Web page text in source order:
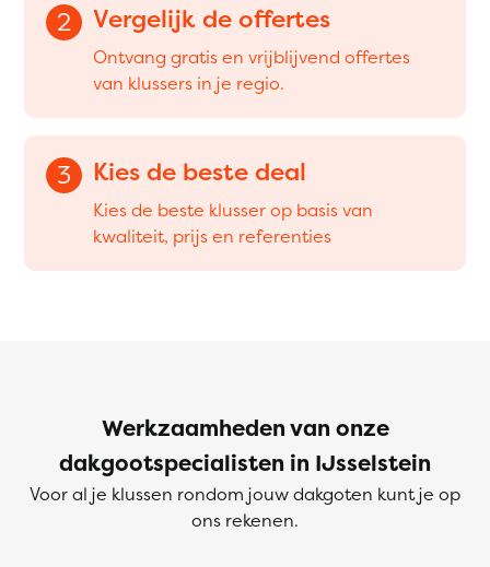
2 Vergelijk de offertes
Ontvang gratis en vrijblijvend offertes
van klussers in je regio.
3 Kies de beste deal
Kies de beste klusser op basis van
kwaliteit, prijs en referenties
Werkzaamheden van onze
dakgootspecialisten in IJsselstein
Voor al je klussen rondom jouw dakgoten kunt je op
ons rekenen.